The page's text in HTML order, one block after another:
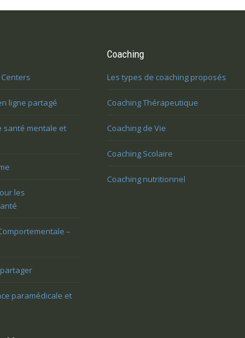
et j’ai
On m’impose une nouvelle façon de
changement et vous êtes mal à
Je suis
rendre
ligne partagé
santé mentale et
les
–
paramédicale et
Coaching
Les types de coaching proposés
Coaching Thérapeutique
Coaching de Vie
Coaching Scolaire
Coaching nutritionnel